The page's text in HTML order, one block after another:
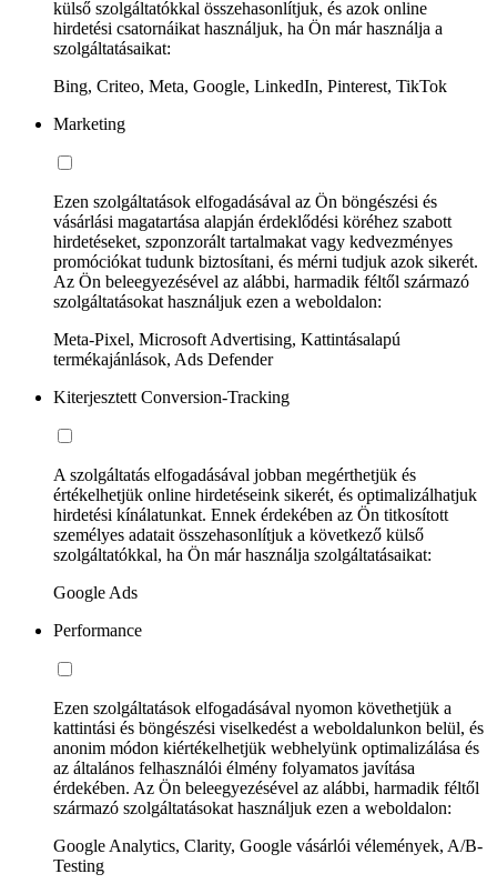
külső szolgáltatókkal összehasonlítjuk, és azok online
hirdetési csatornáikat használjuk, ha Ön már használja a
szolgáltatásaikat:
Bing, Criteo, Meta, Google, LinkedIn, Pinterest, TikTok
Marketing
Ezen szolgáltatások elfogadásával az Ön böngészési és
vásárlási magatartása alapján érdeklődési köréhez szabott
hirdetéseket, szponzorált tartalmakat vagy kedvezményes
promóciókat tudunk biztosítani, és mérni tudjuk azok sikerét.
Az Ön beleegyezésével az alábbi, harmadik féltől származó
szolgáltatásokat használjuk ezen a weboldalon:
Meta-Pixel, Microsoft Advertising, Kattintásalapú
termékajánlások, Ads Defender
Kiterjesztett Conversion-Tracking
A szolgáltatás elfogadásával jobban megérthetjük és
értékelhetjük online hirdetéseink sikerét, és optimalizálhatjuk
hirdetési kínálatunkat. Ennek érdekében az Ön titkosított
személyes adatait összehasonlítjuk a következő külső
szolgáltatókkal, ha Ön már használja szolgáltatásaikat:
Google Ads
Performance
Ezen szolgáltatások elfogadásával nyomon követhetjük a
kattintási és böngészési viselkedést a weboldalunkon belül, és
anonim módon kiértékelhetjük webhelyünk optimalizálása és
az általános felhasználói élmény folyamatos javítása
érdekében. Az Ön beleegyezésével az alábbi, harmadik féltől
származó szolgáltatásokat használjuk ezen a weboldalon:
Google Analytics, Clarity, Google vásárlói vélemények, A/B-
Testing